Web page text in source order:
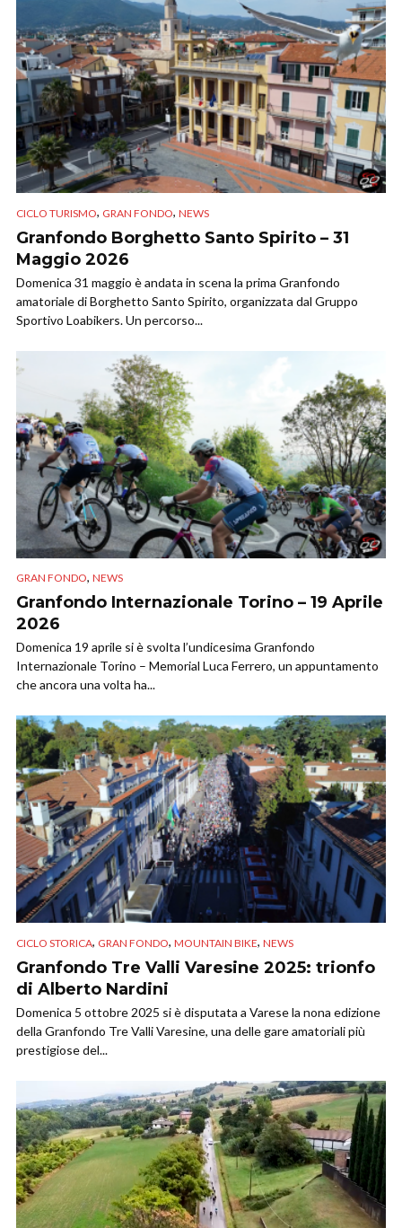
CICLO TURISMO, GRAN FONDO, NEWS
Granfondo Borghetto Santo Spirito – 31
Maggio 2026
Domenica 31 maggio è andata in scena la prima Granfondo
amatoriale di Borghetto Santo Spirito, organizzata dal Gruppo
Sportivo Loabikers. Un percorso...
GRAN FONDO, NEWS
Granfondo Internazionale Torino – 19 Aprile
2026
Domenica 19 aprile si è svolta l’undicesima Granfondo
Internazionale Torino – Memorial Luca Ferrero, un appuntamento
che ancora una volta ha...
CICLO STORICA, GRAN FONDO, MOUNTAIN BIKE, NEWS
Granfondo Tre Valli Varesine 2025: trionfo
di Alberto Nardini
Domenica 5 ottobre 2025 si è disputata a Varese la nona edizione
della Granfondo Tre Valli Varesine, una delle gare amatoriali più
prestigiose del...